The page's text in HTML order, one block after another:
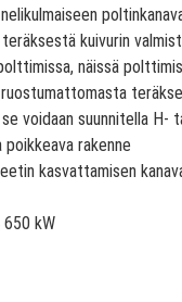
kuivurin
näissä
voidaan suunnitella H-
rakenne
kasvattamisen
kW
Kaasupoltin